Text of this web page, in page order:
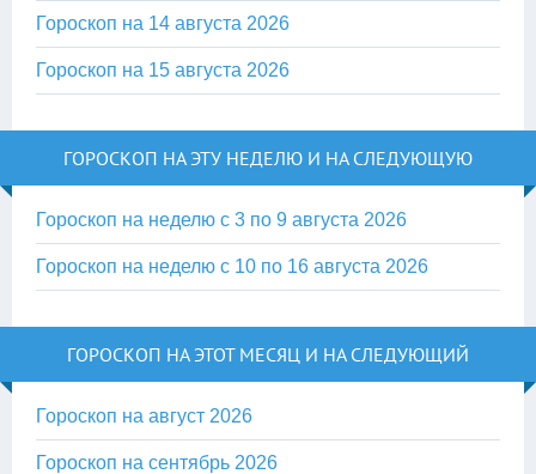
Гороскоп на 14 августа 2026
Гороскоп на 15 августа 2026
ГОРОСКОП НА ЭТУ НЕДЕЛЮ И НА СЛЕДУЮЩУЮ
Гороскоп на неделю с 3 по 9 августа 2026
Гороскоп на неделю с 10 по 16 августа 2026
ГОРОСКОП НА ЭТОТ МЕСЯЦ И НА СЛЕДУЮЩИЙ
Гороскоп на август 2026
Гороскоп на сентябрь 2026